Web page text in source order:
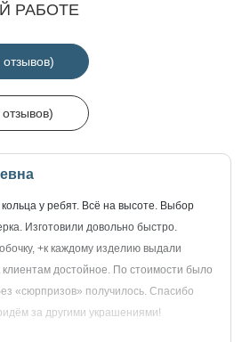
РАБОТЕ
у ребят. Всё на высоте. Выбор
Изготовили довольно быстро.
+к каждому изделию выдали
достойное. По стоимости было
«сюрпризов» получилось. Спасибо
за другими украшениями!